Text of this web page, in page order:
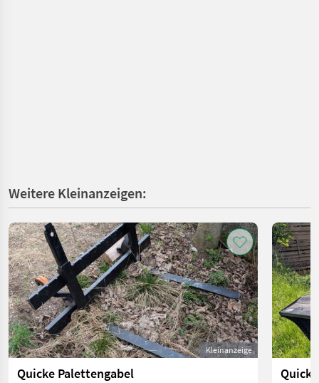
Weitere Kleinanzeigen:
Kleinanzeige
Quicke Palettengabel